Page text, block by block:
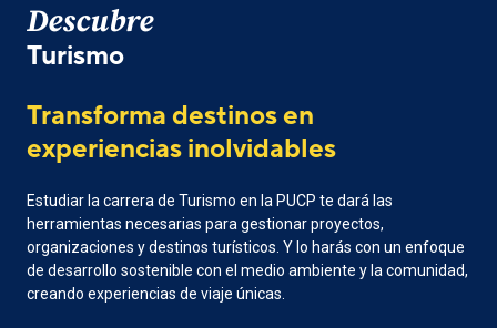
Descubre
Turismo
Transforma destinos en
experiencias inolvidables
Estudiar la carrera de Turismo en la PUCP te dará las
herramientas necesarias para gestionar proyectos,
organizaciones y destinos turísticos. Y lo harás con un enfoque
de desarrollo sostenible con el medio ambiente y la comunidad,
creando experiencias de viaje únicas.